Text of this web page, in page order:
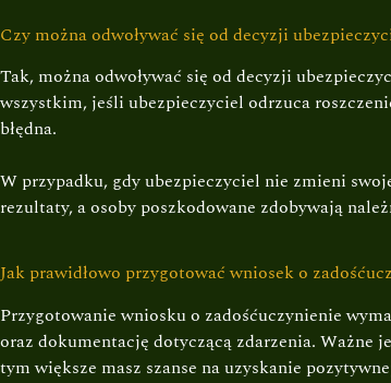
Czy można odwoływać się od decyzji
Tak, można odwoływać się od decyzji
wszystkim, jeśli ubezpieczyciel odrzuca
błędna.
W przypadku, gdy ubezpieczyciel nie zmieni
rezultaty, a osoby poszkodowane zdobywają
Jak prawidłowo przygotować wniosek o
Przygotowanie wniosku o zadośćuczynienie
oraz dokumentację dotyczącą zdarzenia. Ważne
tym większe masz szanse na uzyskanie